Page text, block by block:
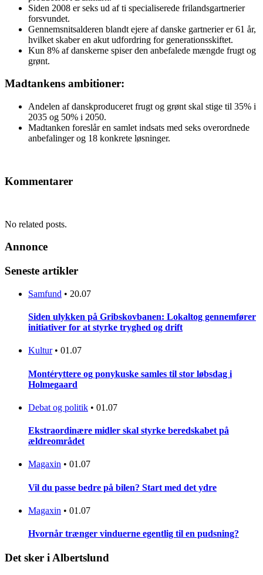
Siden 2008 er seks ud af ti specialiserede frilandsgartnerier
forsvundet.
Gennemsnitsalderen blandt ejere af danske gartnerier er 61 år,
hvilket skaber en akut udfordring for generationsskiftet.
Kun 8% af danskerne spiser den anbefalede mængde frugt og
grønt.
Madtankens ambitioner:
Andelen af danskproduceret frugt og grønt skal stige til 35% i
2035 og 50% i 2050.
Madtanken foreslår en samlet indsats med seks overordnede
anbefalinger og 18 konkrete løsninger.
Kommentarer
No related posts.
Annonce
Seneste artikler
Samfund • 20.07
Siden ulykken på Gribskovbanen: Lokaltog gennemfører
initiativer for at styrke tryghed og drift
Kultur • 01.07
Montéryttere og ponykuske samles til stor løbsdag i
Holmegaard
Debat og politik • 01.07
Ekstraordinære midler skal styrke beredskabet på
ældreområdet
Magaxin • 01.07
Vil du passe bedre på bilen? Start med det ydre
Magaxin • 01.07
Hvornår trænger vinduerne egentlig til en pudsning?
Det sker i Albertslund